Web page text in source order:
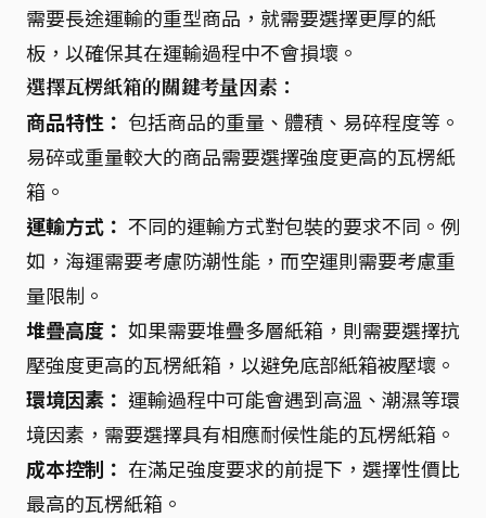
需要長途運輸的重型商品，就需要選擇更厚的紙
板，以確保其在運輸過程中不會損壞。
選擇瓦楞紙箱的關鍵考量因素：
商品特性： 包括商品的重量、體積、易碎程度等。
易碎或重量較大的商品需要選擇強度更高的瓦楞紙
箱。
運輸方式： 不同的運輸方式對包裝的要求不同。例
如，海運需要考慮防潮性能，而空運則需要考慮重
量限制。
堆疊高度： 如果需要堆疊多層紙箱，則需要選擇抗
壓強度更高的瓦楞紙箱，以避免底部紙箱被壓壞。
環境因素： 運輸過程中可能會遇到高溫、潮濕等環
境因素，需要選擇具有相應耐候性能的瓦楞紙箱。
成本控制： 在滿足強度要求的前提下，選擇性價比
最高的瓦楞紙箱。